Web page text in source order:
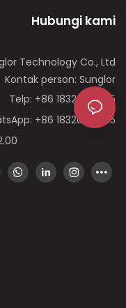
Hubungi kami
Technology Co., Ltd
Kontak person: Sunglor
Telp: +86 18320996515
+86 18320996515